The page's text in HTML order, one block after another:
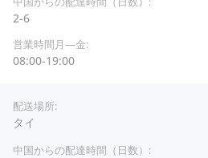
2-6
08:00-19:00
タイ